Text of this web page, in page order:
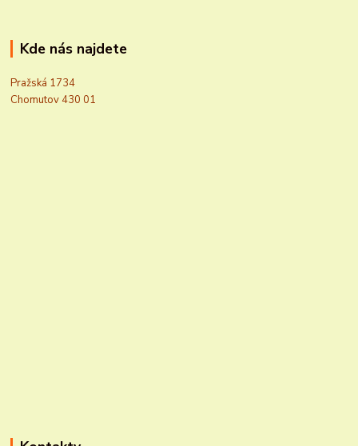
Kde nás najdete
Pražská 1734
Chomutov 430 01